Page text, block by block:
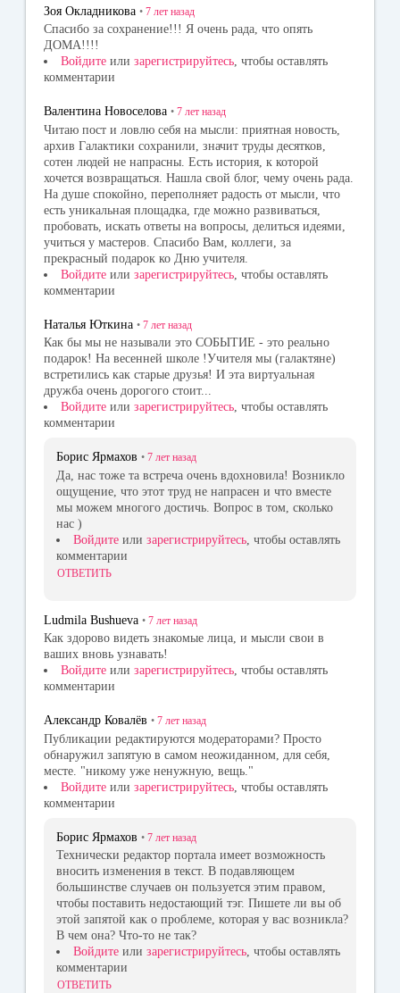
Зоя Окладникова • 7 лет назад
Спасибо за сохранение!!! Я очень рада, что опять
ДОМА!!!!
Войдите или зарегистрируйтесь, чтобы оставлять
комментарии
Валентина Новоселова • 7 лет назад
Читаю пост и ловлю себя на мысли: приятная новость,
архив Галактики сохранили, значит труды десятков,
сотен людей не напрасны. Есть история, к которой
хочется возвращаться. Нашла свой блог, чему очень рада.
На душе спокойно, переполняет радость от мысли, что
есть уникальная площадка, где можно развиваться,
пробовать, искать ответы на вопросы, делиться идеями,
учиться у мастеров. Спасибо Вам, коллеги, за
прекрасный подарок ко Дню учителя.
Войдите или зарегистрируйтесь , чтобы оставлять
комментарии
Наталья Юткина • 7 лет назад
Как бы мы не называли это СОБЫТИЕ - это реально
подарок! На весенней школе !Учителя мы (галактяне)
встретились как старые друзья! И эта виртуальная
дружба очень дорогого стоит...
Войдите или зарегистрируйтесь, чтобы оставлять
комментарии
Борис Ярмахов • 7 лет назад
Да, нас тоже та встреча очень вдохновила! Возникло
ощущение, что этот труд не напрасен и что вместе
мы можем многого достичь. Вопрос в том, сколько
нас )
Войдите или зарегистрируйтесь , чтобы оставлять
комментарии
ОТВЕТИТЬ
Ludmila Bushueva • 7 лет назад
Как здорово видеть знакомые лица, и мысли свои в
ваших вновь узнавать!
Войдите или зарегистрируйтесь, чтобы оставлять
комментарии
Александр Ковалёв • 7 лет назад
Публикации редактируются модераторами? Просто
обнаружил запятую в самом неожиданном, для себя,
месте. "никому уже ненужную, вещь."
Войдите или зарегистрируйтесь , чтобы оставлять
комментарии
Борис Ярмахов • 7 лет назад
Технически редактор портала имеет возможность
вносить изменения в текст. В подавляющем
большинстве случаев он пользуется этим правом,
чтобы поставить недостающий тэг. Пишете ли вы об
этой запятой как о проблеме, которая у вас возникла?
В чем она? Что-то не так?
Войдите или зарегистрируйтесь, чтобы оставлять
комментарии
ОТВЕТИТЬ